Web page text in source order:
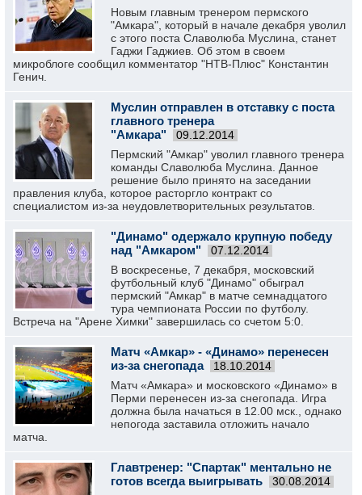
Новым главным тренером пермского
"Амкара", который в начале декабря уволил
с этого поста Славолюба Муслина, станет
Гаджи Гаджиев. Об этом в своем
микроблоге сообщил комментатор "НТВ-Плюс" Константин
Генич.
Муслин отправлен в отставку с поста
главного тренера
"Амкара"
09.12.2014
Пермский "Амкар" уволил главного тренера
команды Славолюба Муслина. Данное
решение было принято на заседании
правления клуба, которое расторгло контракт со
специалистом из-за неудовлетворительных результатов.
"Динамо" одержало крупную победу
над "Амкаром"
07.12.2014
В воскресенье, 7 декабря, московский
футбольный клуб "Динамо" обыграл
пермский "Амкар" в матче семнадцатого
тура чемпионата России по футболу.
Встреча на "Арене Химки" завершилась со счетом 5:0.
Матч «Амкар» - «Динамо» перенесен
из-за снегопада
18.10.2014
Матч «Амкара» и московского «Динамо» в
Перми перенесен из-за снегопада. Игра
должна была начаться в 12.00 мск., однако
непогода заставила отложить начало
матча.
Главтренер: "Спартак" ментально не
готов всегда выигрывать
30.08.2014